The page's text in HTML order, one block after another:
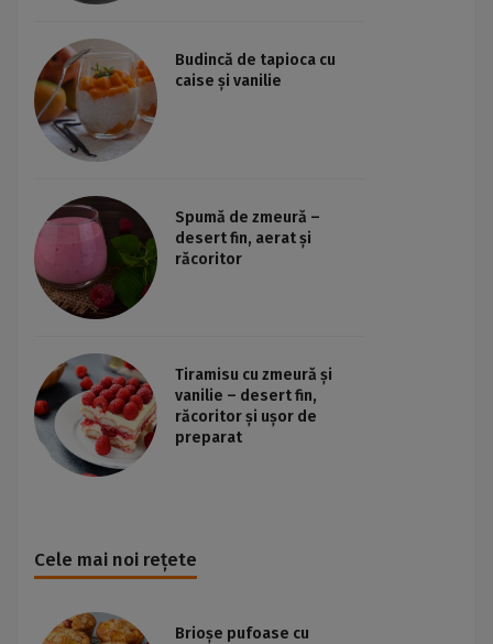
Budincă de tapioca cu
caise și vanilie
Spumă de zmeură –
desert fin, aerat și
răcoritor
Tiramisu cu zmeură și
vanilie – desert fin,
răcoritor și ușor de
preparat
Cele mai noi rețete
Brioșe pufoase cu